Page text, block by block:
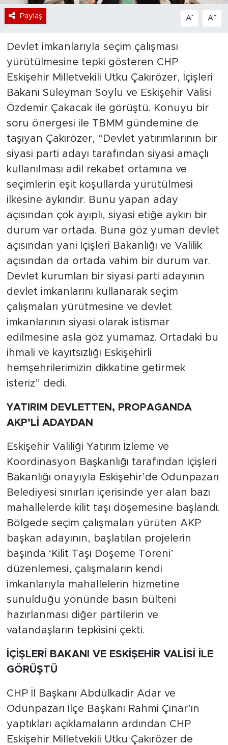
Paylaş A- A+
Devlet imkanlarıyla seçim çalışması
yürütülmesine tepki gösteren CHP
Eskişehir Milletvekili Utku Çakırözer, İçişleri
Bakanı Süleyman Soylu ve Eskişehir Valisi
Özdemir Çakacak ile görüştü. Konuyu bir
soru önergesi ile TBMM gündemine de
taşıyan Çakırözer, “Devlet yatırımlarının bir
siyasi parti adayı tarafından siyasi amaçlı
kullanılması adil rekabet ortamına ve
seçimlerin eşit koşullarda yürütülmesi
ilkesine aykırıdır. Bunu yapan aday
açısından çok ayıplı, siyasi etiğe aykırı bir
durum var ortada. Buna göz yuman devlet
açısından yani İçişleri Bakanlığı ve Valilik
açısından da ortada vahim bir durum var.
Devlet kurumları bir siyasi parti adayının
devlet imkanlarını kullanarak seçim
çalışmaları yürütmesine ve devlet
imkanlarının siyasi olarak istismar
edilmesine asla göz yumamaz. Ortadaki bu
ihmali ve kayıtsızlığı Eskişehirli
hemşehrilerimizin dikkatine getirmek
isteriz” dedi.
YATIRIM DEVLETTEN, PROPAGANDA
AKP’Lİ ADAYDAN
Eskişehir Valiliği Yatırım İzleme ve
Koordinasyon Başkanlığı tarafından İçişleri
Bakanlığı onayıyla Eskişehir’de Odunpazarı
Belediyesi sınırları içerisinde yer alan bazı
mahallelerde kilit taşı döşemesine başlandı.
Bölgede seçim çalışmaları yürüten AKP
başkan adayının, başlatılan projelerin
başında ‘Kilit Taşı Döşeme Töreni’
düzenlemesi, çalışmaların kendi
imkanlarıyla mahallelerin hizmetine
sunulduğu yönünde basın bülteni
hazırlanması diğer partilerin ve
vatandaşların tepkisini çekti.
İÇİŞLERİ BAKANI VE ESKİŞEHİR VALİSİ İLE
GÖRÜŞTÜ
CHP İl Başkanı Abdülkadir Adar ve
Odunpazarı İlçe Başkanı Rahmi Çınar’ın
yaptıkları açıklamaların ardından CHP
Eskişehir Milletvekili Utku Çakırözer de